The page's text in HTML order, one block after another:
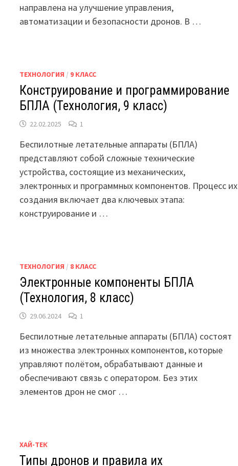
направлена на улучшение управления,
автоматизации и безопасности дронов. В …
ТЕХНОЛОГИЯ / 9 КЛАСС
Конструирование и программирование
БПЛА (Технология, 9 класс)
22.02.2025 1
Беспилотные летательные аппараты (БПЛА)
представляют собой сложные технические
устройства, состоящие из механических,
электронных и программных компонентов. Процесс их
создания включает два ключевых этапа:
конструирование и …
ТЕХНОЛОГИЯ / 8 КЛАСС
Электронные компоненты БПЛА
(Технология, 8 класс)
29.06.2024 1
Беспилотные летательные аппараты (БПЛА) состоят
из множества электронных компонентов, которые
управляют полётом, обрабатывают данные и
обеспечивают связь с оператором. Без этих
элементов дрон не смог …
ХАЙ-ТЕК
Типы дронов и правила их